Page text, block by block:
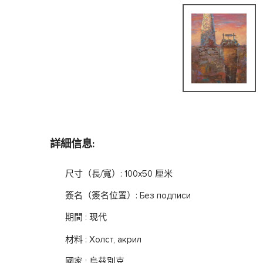
詳細信息:
尺寸（長/寬）: 100x50 厘米
簽名（簽名位置）: Без подписи
期間 : 现代
材料 : Холст, акрил